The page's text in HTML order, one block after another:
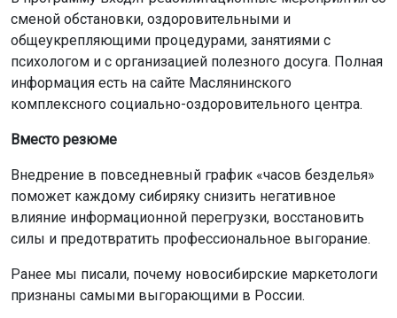
сменой обстановки, оздоровительными и
общеукрепляющими процедурами, занятиями с
психологом и с организацией полезного досуга. Полная
информация есть на сайте Маслянинского
комплексного социально-оздоровительного центра.
Вместо резюме
Внедрение в повседневный график «часов безделья»
поможет каждому сибиряку снизить негативное
влияние информационной перегрузки, восстановить
силы и предотвратить профессиональное выгорание.
Ранее мы писали, почему новосибирские маркетологи
признаны самыми выгорающими в России.